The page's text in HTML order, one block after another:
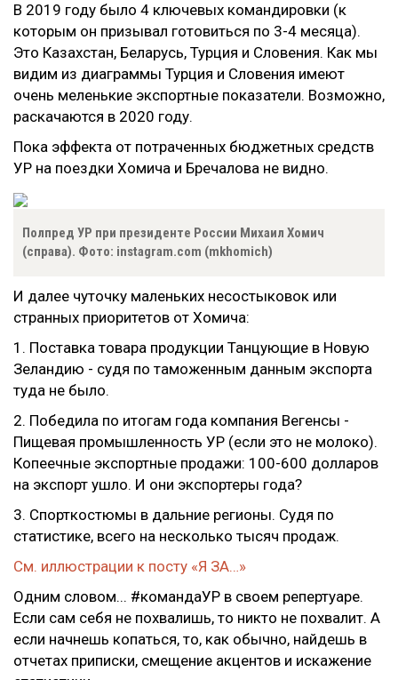
В 2019 году было 4 ключевых командировки (к
которым он призывал готовиться по 3-4 месяца).
Это Казахстан, Беларусь, Турция и Словения. Как мы
видим из диаграммы Турция и Словения имеют
очень меленькие экспортные показатели. Возможно,
раскачаются в 2020 году.
Пока эффекта от потраченных бюджетных средств
УР на поездки Хомича и Бречалова не видно.
Полпред УР при президенте России Михаил Хомич
(справа). Фото: instagram.com (mkhomich)
И далее чуточку маленьких несостыковок или
странных приоритетов от Хомича:
1. Поставка товара продукции Танцующие в Новую
Зеландию - судя по таможенным данным экспорта
туда не было.
2. Победила по итогам года компания Вегенсы -
Пищевая промышленность УР (если это не молоко).
Копеечные экспортные продажи: 100-600 долларов
на экспорт ушло. И они экспортеры года?
3. Спорткостюмы в дальние регионы. Судя по
статистике, всего на несколько тысяч продаж.
См. иллюстрации к посту «Я ЗА…»
Одним словом... #командаУР в своем репертуаре.
Если сам себя не похвалишь, то никто не похвалит. А
если начнешь копаться, то, как обычно, найдешь в
отчетах приписки, смещение акцентов и искажение